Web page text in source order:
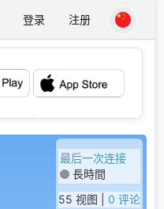
登录 注册
💕
最后一次连接
長時間
55 视图 | 0 评论